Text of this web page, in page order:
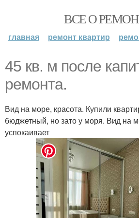
ВСЕ О
главная ремонт квартир
45 кв. м после
ремонта.
Вид на море, красота. Купили
бюджетный, но зато у моря. Вид на
успокаивает